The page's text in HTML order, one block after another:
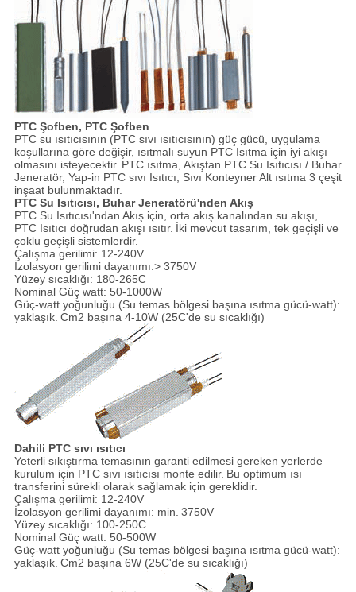
PTC Şofben, PTC Şofben
PTC su ısıtıcısının (PTC sıvı ısıtıcısının) güç gücü, uygulama
koşullarına göre değişir, ısıtmalı suyun PTC Isıtma için iyi akışı
olmasını isteyecektir. PTC ısıtma, Akıştan PTC Su Isıtıcısı / Buhar
Jeneratör, Yap-in PTC sıvı Isıtıcı, Sıvı Konteyner Alt ısıtma 3 çeşit
inşaat bulunmaktadır.
PTC Su Isıtıcısı, Buhar Jeneratörü'nden Akış
PTC Su Isıtıcısı'ndan Akış için, orta akış kanalından su akışı,
PTC Isıtıcı doğrudan akışı ısıtır. İki mevcut tasarım, tek geçişli ve
çoklu geçişli sistemlerdir.
Çalışma gerilimi: 12-240V
İzolasyon gerilimi dayanımı:> 3750V
Yüzey sıcaklığı: 180-265C
Nominal Güç watt: 50-1000W
Güç-watt yoğunluğu (Su temas bölgesi başına ısıtma gücü-watt):
yaklaşık. Cm2 başına 4-10W (25C'de su sıcaklığı)
Dahili PTC sıvı ısıtıcı
Yeterli sıkıştırma temasının garanti edilmesi gereken yerlerde
kurulum için PTC sıvı ısıtıcısı monte edilir. Bu optimum ısı
transferini sürekli olarak sağlamak için gereklidir.
Çalışma gerilimi: 12-240V
İzolasyon gerilimi dayanımı: min. 3750V
Yüzey sıcaklığı: 100-250C
Nominal Güç watt: 50-500W
Güç-watt yoğunluğu (Su temas bölgesi başına ısıtma gücü-watt):
yaklaşık. Cm2 başına 6W (25C'de su sıcaklığı)